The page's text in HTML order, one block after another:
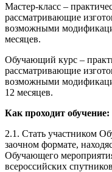
Мастер-класс –
рассматривающие
возможными
месяцев.
Обучающий курс –
рассматривающие
возможными
12 месяцев.
Как проходит обучение:
2.1. Стать участником
заочном формате,
Обучающего
всероссийских